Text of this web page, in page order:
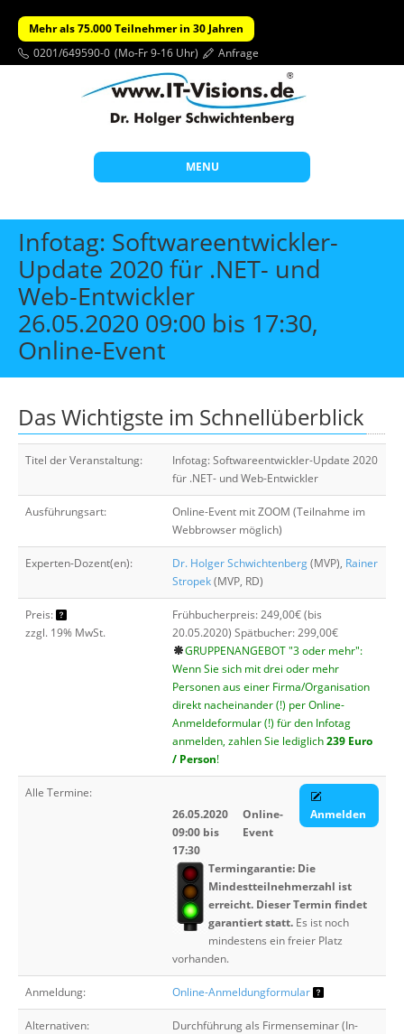
Mehr als 75.000 Teilnehmer in 30 Jahren
0201/649590-0 (Mo-Fr 9-16 Uhr) Anfrage
MENU
Start
Themen
Beratung
Individuelle Schulungen
Offene Seminare
Über uns
Suche
Infotag: Softwareentwickler-
Update 2020 für .NET- und
Web-Entwickler
26.05.2020 09:00 bis 17:30,
Online-Event
Das Wichtigste im Schnellüberblick
Titel der Veranstaltung:
Infotag: Softwareentwickler-Update 2020
für .NET- und Web-Entwickler
Ausführungsart:
Online-Event mit ZOOM (Teilnahme im
Webbrowser möglich)
Experten-Dozent(en): Dr. Holger Schwichtenberg(MVP), Rainer
Stropek(MVP, RD)
Preis:
zzgl. 19% MwSt.
Frühbucherpreis: 249,00€ (bis
20.05.2020) Spätbucher: 299,00€
GRUPPENANGEBOT "3 oder mehr":
Wenn Sie sich mit drei oder mehr
Personen aus einer Firma/Organisation
direkt nacheinander (!) per Online-
Anmeldeformular (!) für den Infotag
anmelden, zahlen Sie lediglich239 Euro
/ Person!
Alle Termine:
26.05.2020
09:00 bis
17:30
Online-
Event
Anmelden
Termingarantie: Die
Mindestteilnehmerzahl ist
erreicht. Dieser Termin findet
garantiert statt. Es ist noch
mindestens ein freier Platz
vorhanden.
Anmeldung: Online-Anmeldungformular
Alternativen:
Durchführung als Firmenseminar (In-